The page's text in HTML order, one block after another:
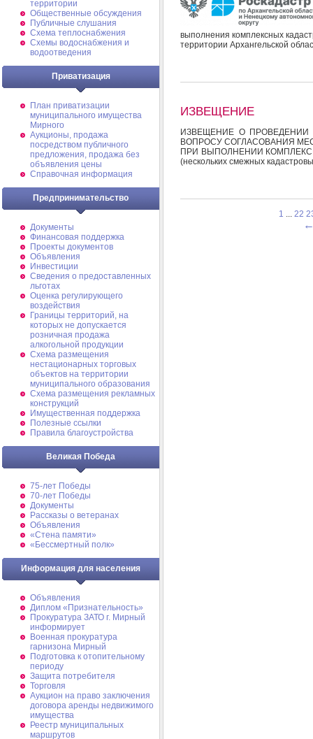
территории
Общественные обсуждения
Публичные слушания
Схема теплоснабжения
Схемы водоснабжения и
водоотведения
Приватизация
План приватизации
муниципального имущества
Мирного
Аукционы, продажа
посредством публичного
предложения, продажа без
объявления цены
Справочная информация
Предпринимательство
Документы
Финансовая поддержка
Проекты документов
Объявления
Инвестиции
Сведения о предоставленных
льготах
Оценка регулирующего
воздействия
Границы территорий, на
которых не допускается
розничная продажа
алкогольной продукции
Схема размещения
нестационарных торговых
объектов на территории
муниципального образования
Схема размещения рекламных
конструкций
Имущественная поддержка
Полезные ссылки
Правила благоустройства
Великая Победа
75-лет Победы
70-лет Победы
Документы
Рассказы о ветеранах
Объявления
«Стена памяти»
«Бессмертный полк»
Информация для населения
Объявления
Диплом «Признательность»
Прокуратура ЗАТО г. Мирный
информирует
Военная прокуратура
гарнизона Мирный
Подготовка к отопительному
периоду
Защита потребителя
Торговля
Аукцион на право заключения
договора аренды недвижимого
имущества
Реестр муниципальных
маршрутов
выполнения комплексных
территории Архангельской
ИЗВЕЩЕНИЕ
ИЗВЕЩЕНИЕ О
ВОПРОСУ СОГЛАСОВАНИЯ
ПРИ ВЫПОЛНЕНИИ
(нескольких смежных
1 ... 22